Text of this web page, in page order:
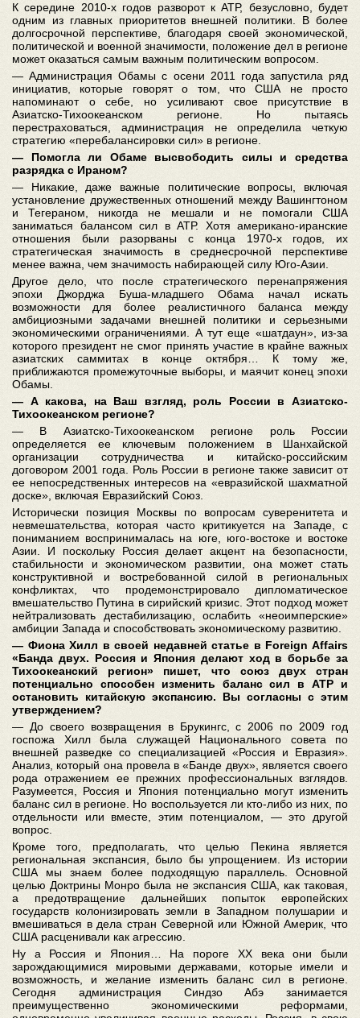
К середине 2010-х годов разворот к АТР, безусловно, будет
одним из главных приоритетов внешней политики. В более
долгосрочной перспективе, благодаря своей экономической,
политической и военной значимости, положение дел в регионе
может оказаться самым важным политическим вопросом.
― Администрация Обамы с осени 2011 года запустила ряд
инициатив, которые говорят о том, что США не просто
напоминают о себе, но усиливают свое присутствие в
Азиатско-Тихоокеанском регионе. Но пытаясь
перестраховаться, администрация не определила четкую
стратегию «перебалансировки сил» в регионе.
― Помогла ли Обаме высвободить силы и средства
разрядка с Ираном?
― Никакие, даже важные политические вопросы, включая
установление дружественных отношений между Вашингтоном
и Тегераном, никогда не мешали и не помогали США
заниматься балансом сил в АТР. Хотя американо-иранские
отношения были разорваны с конца 1970-х годов, их
стратегическая значимость в среднесрочной перспективе
менее важна, чем значимость набирающей силу Юго-Азии.
Другое дело, что после стратегического перенапряжения
эпохи Джорджа Буша-младшего Обама начал искать
возможности для более реалистичного баланса между
амбициозными задачами внешней политики и серьезными
экономическими ограничениями. А тут еще «шатдаун», из-за
которого президент не смог принять участие в крайне важных
азиатских саммитах в конце октября… К тому же,
приближаются промежуточные выборы, и маячит конец эпохи
Обамы.
― А какова, на Ваш взгляд, роль России в Азиатско-
Тихоокеанском регионе?
― В Азиатско-Тихоокеанском регионе роль России
определяется ее ключевым положением в Шанхайской
организации сотрудничества и китайско-российским
договором 2001 года. Роль России в регионе также зависит от
ее непосредственных интересов на «евразийской шахматной
доске», включая Евразийский Союз.
Исторически позиция Москвы по вопросам суверенитета и
невмешательства, которая часто критикуется на Западе, с
пониманием воспринималась на юге, юго-востоке и востоке
Азии. И поскольку Россия делает акцент на безопасности,
стабильности и экономическом развитии, она может стать
конструктивной и востребованной силой в региональных
конфликтах, что продемонстрировало дипломатическое
вмешательство Путина в сирийский кризис. Этот подход может
нейтрализовать дестабилизацию, ослабить «неоимперские»
амбиции Запада и способствовать экономическому развитию.
― Фиона Хилл в своей недавней статье в Foreign Affairs
«Банда двух. Россия и Япония делают ход в борьбе за
Тихоокеанский регион» пишет, что союз двух стран
потенциально способен изменить баланс сил в АТР и
остановить китайскую экспансию. Вы согласны с этим
утверждением?
― До своего возвращения в Брукингс, с 2006 по 2009 год
госпожа Хилл была служащей Национального совета по
внешней разведке со специализацией «Россия и Евразия».
Анализ, который она провела в «Банде двух», является своего
рода отражением ее прежних профессиональных взглядов.
Разумеется, Россия и Япония потенциально могут изменить
баланс сил в регионе. Но воспользуется ли кто-либо из них, по
отдельности или вместе, этим потенциалом, ― это другой
вопрос.
Кроме того, предполагать, что целью Пекина является
региональная экспансия, было бы упрощением. Из истории
США мы знаем более подходящую параллель. Основной
целью Доктрины Монро была не экспансия США, как таковая,
а предотвращение дальнейших попыток европейских
государств колонизировать земли в Западном полушарии и
вмешиваться в дела стран Северной или Южной Америк, что
США расценивали как агрессию.
Ну а Россия и Япония… На пороге XX века они были
зарождающимися мировыми державами, которые имели и
возможность, и желание изменить баланс сил в регионе.
Сегодня администрация Синдзо Абэ занимается
преимущественно экономическими реформами,